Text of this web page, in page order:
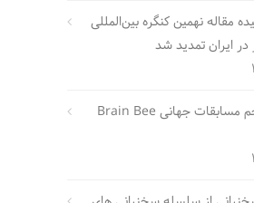
مقاله نهمین کنگره بین‌المللی
ایران تمدید شد
ایران به مقام پنجم مسابقات جهانی Brain Bee